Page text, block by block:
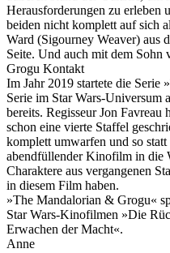
Herausforderungen zu erleben
beiden nicht komplett auf sich
Ward (Sigourney Weaver) aus
Seite. Und auch mit dem Sohn
Grogu Kontakt
Im Jahr 2019 startete die
Serie im Star Wars-Universum
bereits. Regisseur Jon
schon eine vierte Staffel
komplett umwarfen und so
abendfüllender Kinofilm in die
Charaktere aus vergangenen
in diesem Film haben.
»The Mandalorian & Grogu«
Star Wars-Kinofilmen »Die
Erwachen der Macht«.
Anne